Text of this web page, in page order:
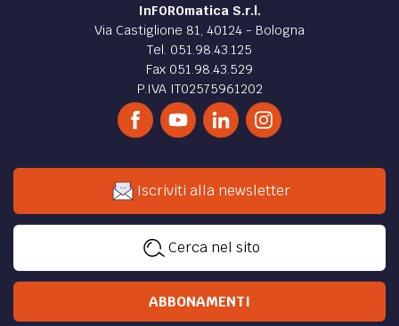
InFOROmatica S.r.l.
Via Castiglione 81, 40124 - Bologna
Tel. 051.98.43.125
Fax 051.98.43.529
P.IVA IT02575961202
Iscriviti alla newsletter
Cerca nel sito
ABBONAMENTI